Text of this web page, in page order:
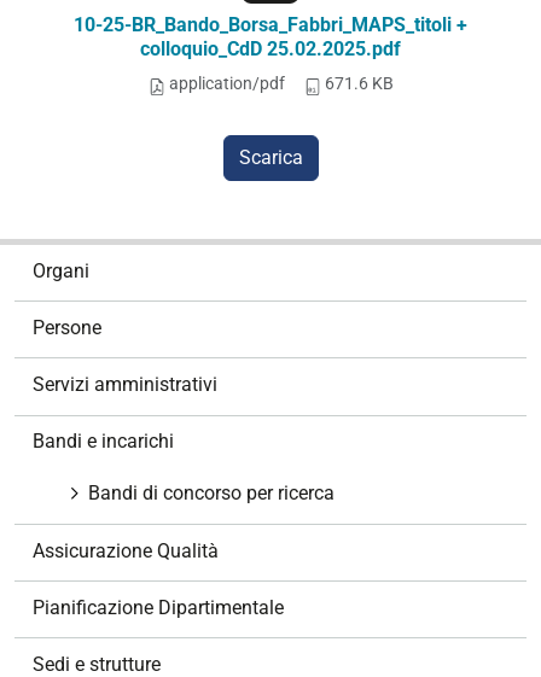
10-25-BR_Bando_Borsa_Fabbri_MAPS_titoli +
colloquio_CdD 25.02.2025.pdf
application/pdf 671.6 KB
Scarica
n
Organi
Persone
Servizi amministrativi
Bandi e incarichi
Bandi di concorso per ricerca
Assicurazione Qualità
Pianificazione Dipartimentale
Sedi e strutture